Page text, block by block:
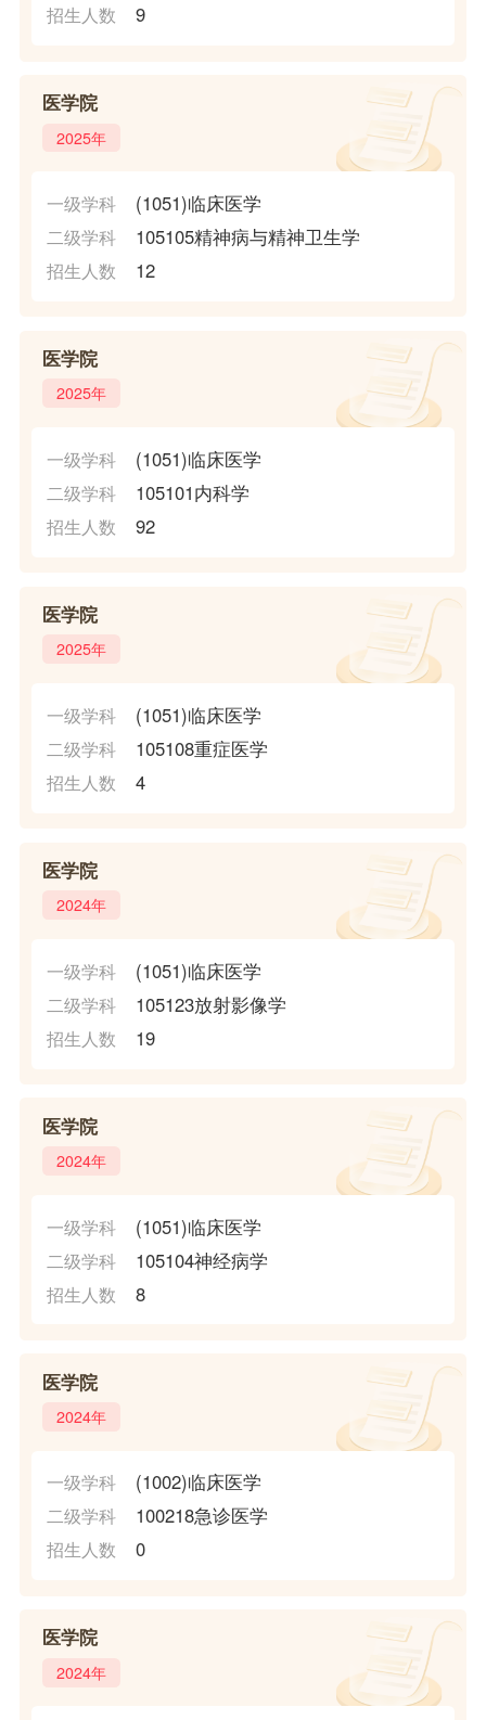
招生人数 9
医学院
2025年
一级学科 (1051)临床医学
二级学科 105105精神病与精神卫生学
招生人数 12
医学院
2025年
一级学科 (1051)临床医学
二级学科 105101内科学
招生人数 92
医学院
2025年
一级学科 (1051)临床医学
二级学科 105108重症医学
招生人数 4
医学院
2024年
一级学科 (1051)临床医学
二级学科 105123放射影像学
招生人数 19
医学院
2024年
一级学科 (1051)临床医学
二级学科 105104神经病学
招生人数 8
医学院
2024年
一级学科 (1002)临床医学
二级学科 100218急诊医学
招生人数 0
医学院
2024年